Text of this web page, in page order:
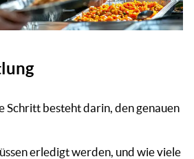
Schritt besteht darin, den genauen
erledigt werden, und wie viele